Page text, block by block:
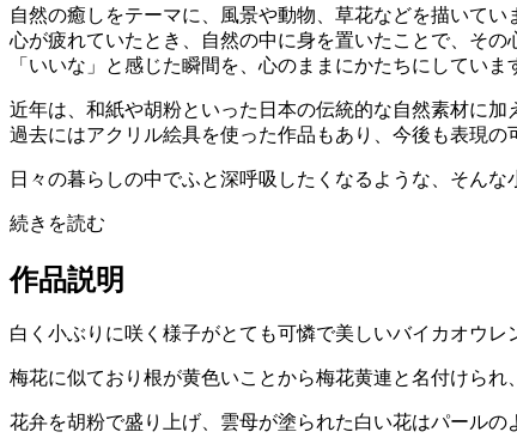
自然の癒しをテーマに、風景や動物、草花などを描いてい
心が疲れていたとき、自然の中に身を置いたことで、そ
「いいな」と感じた瞬間を、心のままにかたちにしていま
近年は、和紙や胡粉といった日本の伝統的な自然素材に
過去にはアクリル絵具を使った作品もあり、今後も表現の
日々の暮らしの中でふと深呼吸したくなるような、そんな
続きを読む
作品説明
白く小ぶりに咲く様子がとても可憐で美しいバイカオウレ
梅花に似ており根が黄色いことから梅花黄連と名付けられ
花弁を胡粉で盛り上げ、雲母が塗られた白い花はパールの